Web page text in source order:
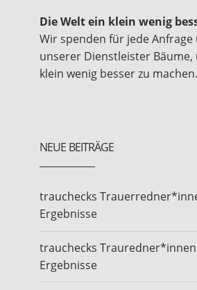
Die Welt ein klein wenig
Wir spenden für jede
unserer Dienstleister Bäume,
klein wenig besser zu machen.
NEUE BEITRÄGE
trauchecks
Ergebnisse
trauchecks
Ergebnisse